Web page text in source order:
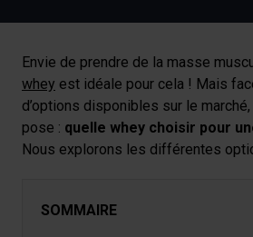
Envie de prendre de la masse
whey est idéale pour cela ! Mais
d’options disponibles sur le
pose : quelle whey choisir pour
Nous explorons les différentes
SOMMAIRE